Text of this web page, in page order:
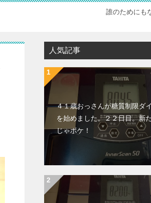
誰のためにも
人気記事
４１歳おっさんが糖質制限ダ
を始めました。２２日目。新
じゃボケ！